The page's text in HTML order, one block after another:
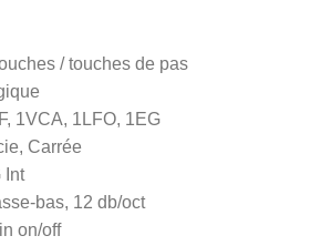
/ touches de pas
1VCA, 1LFO, 1EG
Carrée
Int
bas, 12 db/oct
on/off